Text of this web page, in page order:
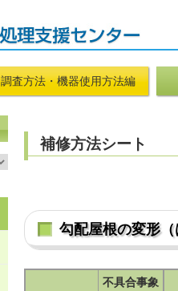
調査方法・機器使用方法編
補修方法シート
勾配屋根の変形
不具合事象